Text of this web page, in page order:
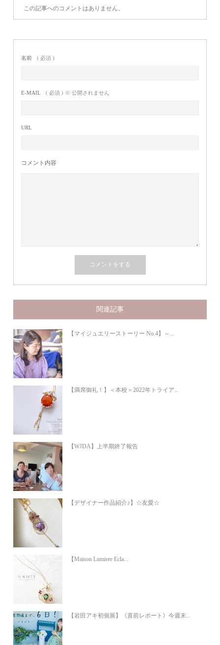
この記事へのコメントはありません。
名前 ( 必須 )
E-MAIL ( 必須 ) ※ 公開されません
URL
コメント内容
関連記事
【マイジュエリーストーリー No.4】～...
【満席御礼！】＜本校＞2022年トライア...
【WJDA】上半期終了報告
【デザイナー作品紹介♪】☆友愛☆
【Maison Lumiere Ecla...
【岩田アキ初個展】《直前レポート》今週末...